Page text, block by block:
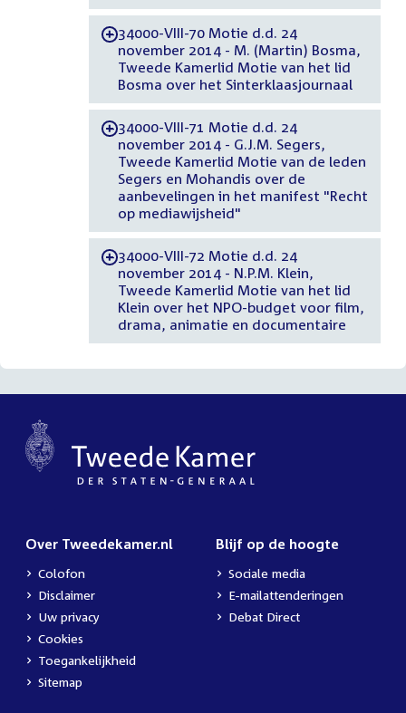
-34000-VIII-70 Motie d.d. 24
november 2014 - M. (Martin) Bosma,
Tweede Kamerlid Motie van het lid
Bosma over het Sinterklaasjournaal
-34000-VIII-71 Motie d.d. 24
november 2014 - G.J.M. Segers,
Tweede Kamerlid Motie van de leden
Segers en Mohandis over de
aanbevelingen in het manifest "Recht
op mediawijsheid"
-34000-VIII-72 Motie d.d. 24
november 2014 - N.P.M. Klein,
Tweede Kamerlid Motie van het lid
Klein over het NPO-budget voor film,
drama, animatie en documentaire
Over Tweedekamer.nl
Colofon
Disclaimer
Uw privacy
Cookies
Toegankelijkheid
Sitemap
Blijf op de hoogte
Sociale media
E-mailattenderingen
Debat Direct